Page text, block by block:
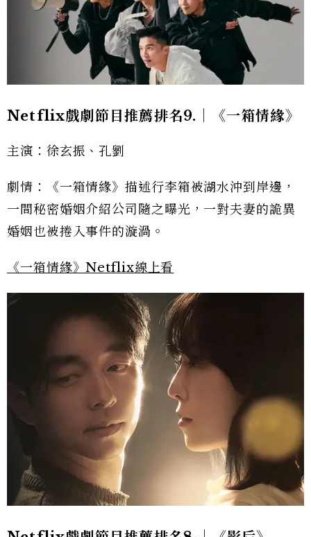
Netflix戲劇節目推薦排名9.｜《一箱情緣》
主演：徐玄振、孔劉
劇情：《一箱情緣》描述行李箱被湖水沖到岸邊，
一間秘密婚姻介紹公司隨之曝光，一對夫妻的詭異
婚姻也被捲入事件的漩渦。
《一箱情緣》Netflix線上看